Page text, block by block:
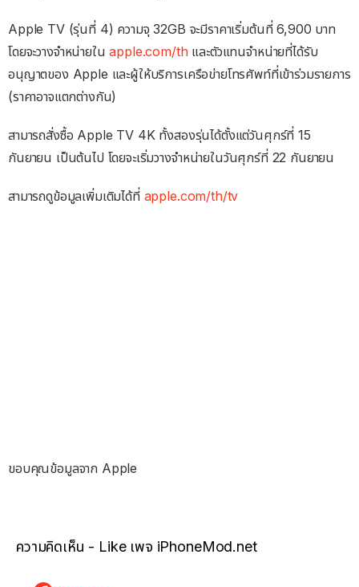
Apple TV (รุ่นที่ 4) ความจุ 32GB จะมีราคาเริ่มต้นที่ 6,900 บาท
โดยจะวางจำหน่ายในapple.com/thและตัวแทนจำหน่ายที่ได้รับ
อนุญาตของ Apple และผู้ให้บริการเครือข่ายโทรศัพท์ที่เข้าร่วมรายการ
(ราคาอาจแตกต่างกัน)
สามารถสั่งซื้อ Apple TV 4K ทั้งสองรุ่นได้ตั้งแต่วันศุกร์ที่ 15
กันยายน เป็นต้นไป โดยจะเริ่มวางจำหน่ายในวันศุกร์ที่ 22 กันยายน
สามารถดูข้อมูลเพิ่มเติมได้ที่ apple.com/th/tv
ขอบคุณข้อมูลจาก Apple
ความคิดเห็น - Like เพจ iPhoneMod.net